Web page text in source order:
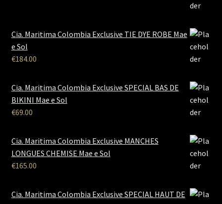
Cia. Maritima Colombia Exclusive TIE DYE ROBE Mae
e Sol
€184.00
Cia. Maritima Colombia Exclusive SPECIAL BAS DE
BIKINI Mae e Sol
€69.00
Cia. Maritima Colombia Exclusive MANCHES
LONGUES CHEMISE Mae e Sol
€165.00
Cia. Maritima Colombia Exclusive SPECIAL HAUT DE